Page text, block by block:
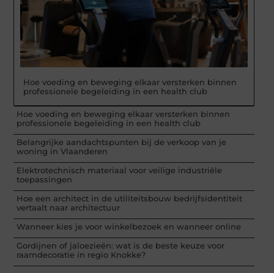
Hoe voeding en beweging elkaar versterken binnen
professionele begeleiding in een health club
Hoe voeding en beweging elkaar versterken binnen
professionele begeleiding in een health club
Belangrijke aandachtspunten bij de verkoop van je
woning in Vlaanderen
Elektrotechnisch materiaal voor veilige industriële
toepassingen
Hoe een architect in de utiliteitsbouw bedrijfsidentiteit
vertaalt naar architectuur
Wanneer kies je voor winkelbezoek en wanneer online
Gordijnen of jaloezieën: wat is de beste keuze voor
raamdecoratie in regio Knokke?